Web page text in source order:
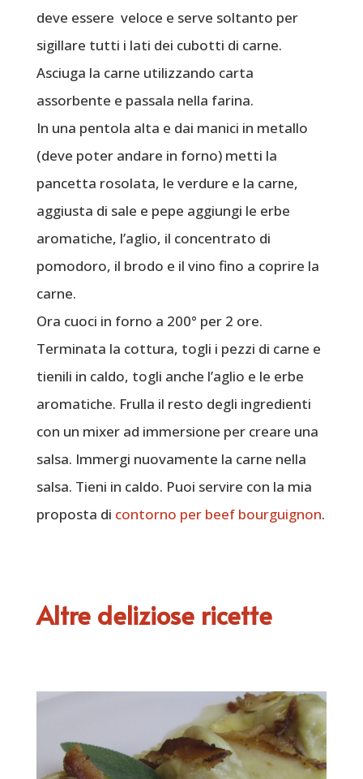
deve essere veloce e serve soltanto per
sigillare tutti i lati dei cubotti di carne.
Asciuga la carne utilizzando carta
assorbente e passala nella farina.
In una pentola alta e dai manici in metallo
(deve poter andare in forno) metti la
pancetta rosolata, le verdure e la carne,
aggiusta di sale e pepe aggiungi le erbe
aromatiche, l’aglio, il concentrato di
pomodoro, il brodo e il vino fino a coprire la
carne.
Ora cuoci in forno a 200° per 2 ore.
Terminata la cottura, togli i pezzi di carne e
tienili in caldo, togli anche l’aglio e le erbe
aromatiche. Frulla il resto degli ingredienti
con un mixer ad immersione per creare una
salsa. Immergi nuovamente la carne nella
salsa. Tieni in caldo. Puoi servire con la mia
proposta di contorno per beef bourguignon.
Altre deliziose ricette